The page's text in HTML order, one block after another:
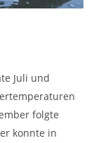
Juli und
folgte
konnte in